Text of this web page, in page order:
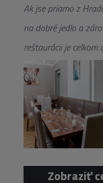
Ak jse priamo z
na dobré jedlo a
reštaurácii je
Zobraziť